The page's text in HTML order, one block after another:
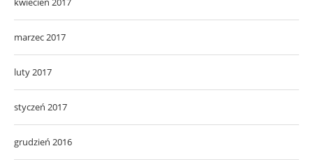
marzec 2017
luty 2017
styczeń 2017
grudzień 2016